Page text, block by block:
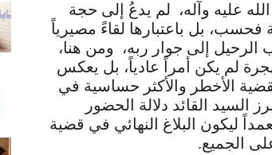
عليه وآله، لم يدعُ إلى حجة
فحسب، بل باعتبارها لقاءً مصيرياً
إلى جوار ربه، ومن هنا،
لم يكن أمراً عادياً، بل يعكس
الأخطر والأكثر حساسية في
السيد القائد دلالة الحضور
ليكون البلاغ النهائي في قضية
على الجميع.